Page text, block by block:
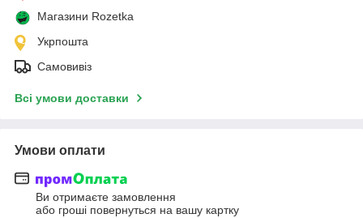
Магазини Rozetka
Укрпошта
Самовивіз
Всі умови доставки
Умови оплати
Ви отримаєте замовлення
або гроші повернуться на вашу картку